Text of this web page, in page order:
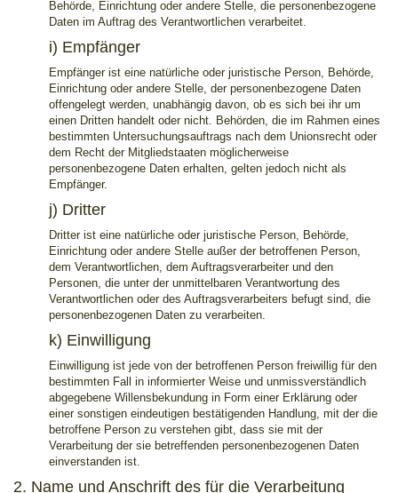
Behörde, Einrichtung oder andere Stelle, die personenbezogene
Daten im Auftrag des Verantwortlichen verarbeitet.
i) Empfänger
Empfänger ist eine natürliche oder juristische Person, Behörde,
Einrichtung oder andere Stelle, der personenbezogene Daten
offengelegt werden, unabhängig davon, ob es sich bei ihr um
einen Dritten handelt oder nicht. Behörden, die im Rahmen eines
bestimmten Untersuchungsauftrags nach dem Unionsrecht oder
dem Recht der Mitgliedstaaten möglicherweise
personenbezogene Daten erhalten, gelten jedoch nicht als
Empfänger.
j) Dritter
Dritter ist eine natürliche oder juristische Person, Behörde,
Einrichtung oder andere Stelle außer der betroffenen Person,
dem Verantwortlichen, dem Auftragsverarbeiter und den
Personen, die unter der unmittelbaren Verantwortung des
Verantwortlichen oder des Auftragsverarbeiters befugt sind, die
personenbezogenen Daten zu verarbeiten.
k) Einwilligung
Einwilligung ist jede von der betroffenen Person freiwillig für den
bestimmten Fall in informierter Weise und unmissverständlich
abgegebene Willensbekundung in Form einer Erklärung oder
einer sonstigen eindeutigen bestätigenden Handlung, mit der die
betroffene Person zu verstehen gibt, dass sie mit der
Verarbeitung der sie betreffenden personenbezogenen Daten
einverstanden ist.
2. Name und Anschrift des für die Verarbeitung